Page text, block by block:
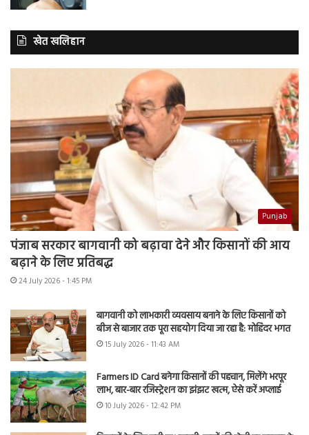
खेत खलिहान
Punjab
पंजाब सरकार बागवानी को बढ़ावा देने और किसानों की आय
बढ़ाने के लिए प्रतिबद्ध
24 July 2026 - 1:45 PM
बागवानी को लाभकारी व्यवसाय बनाने के लिए किसानों को
बीज से बाजार तक पूरा सहयोग दिया जा रहा है: मोहिंदर भगत
15 July 2026 - 11:43 AM
Farmers ID Card बनेगा किसानों की पहचान, मिलेंगे भरपूर
लाभ, बार-बार रजिस्ट्रेशन का झंझट खत्म, ऐसे करें अप्लाई
10 July 2026 - 12:42 PM